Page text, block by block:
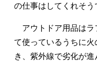
の仕事はしてくれそう
アウトドア用品はラ
て使っているうちに
き、紫外線で劣化が